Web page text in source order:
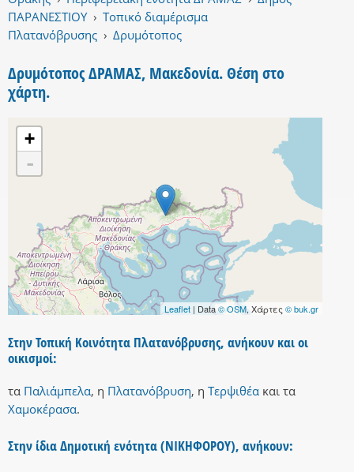
ΠΑΡΑΝΕΣΤΙΟΥ › Τοπικό διαμέρισμα
Πλατανόβρυσης › Δρυμότοπος
Δρυμότοπος ΔΡΑΜΑΣ, Μακεδονία. Θέση στο
χάρτη.
+
-
Leaflet | Data© OSM, Χάρτες © buk.gr
Στην Τοπική Κοινότητα Πλατανόβρυσης, ανήκουν και οι
οικισμοί:
τα Παλιάμπελα, η Πλατανόβρυση, η Τερψιθέα και τα
Χαμοκέρασα.
Στην ίδια Δημοτική ενότητα (ΝΙΚΗΦΟΡΟΥ), ανήκουν: